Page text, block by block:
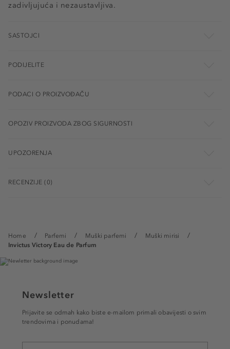
Home Parfemi Muški parfemi
Muški mirisi
Invictus Victory Eau de Parfum
zadivljujuća i nezaustavljiva.
SASTOJCI
PODIJELITE
PODACI O PROIZVOĐAČU
OPOZIV PROIZVODA ZBOG SIGURNOSTI
UPOZORENJA
RECENZIJE (0)
Newsletter
Prijavite se odmah kako biste e-mailom primali obavijesti o svim
trendovima i ponudama!